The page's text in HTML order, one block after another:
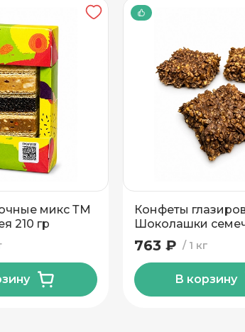
микс ТМ
210 гр
Конфеты
Шоколашки
Сладкая идея 1 кг
1 кг
763 ₽
В корзину
Доставка Самовывоз
Частный дом
Добавить новый адрес